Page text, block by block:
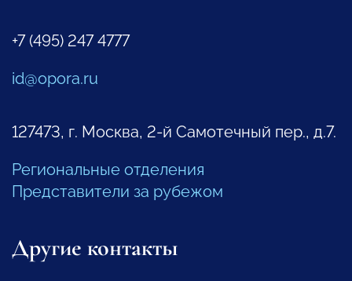
+7 (495) 247 4777
id@opora.ru
127473, г. Москва, 2-й Самотечный пер., д.7.
Региональные отделения
Представители за рубежом
Другие контакты